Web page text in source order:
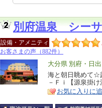
別府温泉 シー
設備・アメニティ
お客さまの声（882件）
エ
リ
ア
大分県 別府・日出
特
海と朝日眺めて☆
－Ｆｉ【源泉掛
お気に入りに